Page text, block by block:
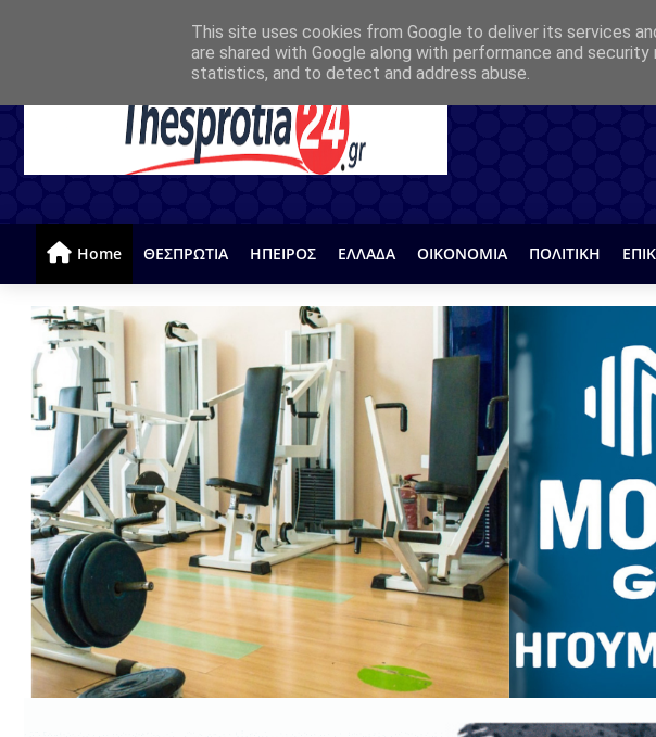
Home ΘΕΣΠΡΩΤΙΑ ΗΠΕΙΡΟΣ ΕΛΛΑΔΑ ΟΙΚΟΝΟΜΙΑ ΠΟΛΙΤΙΚΗ
This site uses cookies from Google to deliver its services
are shared with Google along with performance and
statistics, and to detect and address abuse.